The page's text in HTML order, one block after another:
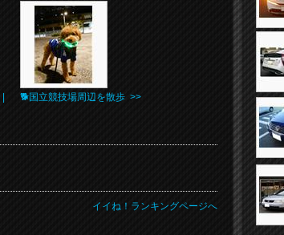
🐕️国立競技場周辺を散歩 >>
イイね！ランキングページへ